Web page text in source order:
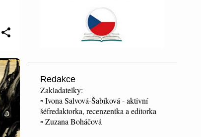
Redakce
Zakladatelky:
▫ Ivona Salvová-Šabíková - aktivní
šéfredaktorka, recenzentka a editorka
▫ Zuzana Boháčová